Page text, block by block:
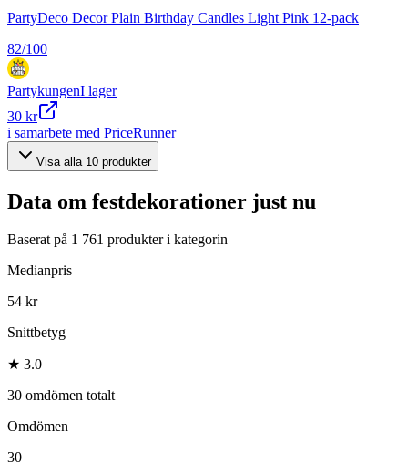
PartyDeco Decor Plain Birthday Candles Light Pink 12-pack
82/100
PartykungenI lager
30 kr
i samarbete med PriceRunner
Visa alla 10 produkter
Data om festdekorationer just nu
Baserat på 1 761 produkter i kategorin
Medianpris
54 kr
Snittbetyg
★ 3.0
30 omdömen totalt
Omdömen
30